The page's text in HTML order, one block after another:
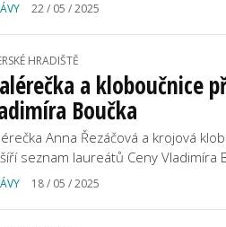
22 / 05 / 2025
HRADIŠTĚ
a kloboučnice
Boučka
Anna Řezáčová a krojová
seznam laureátů Ceny Vladimíra
18 / 05 / 2025